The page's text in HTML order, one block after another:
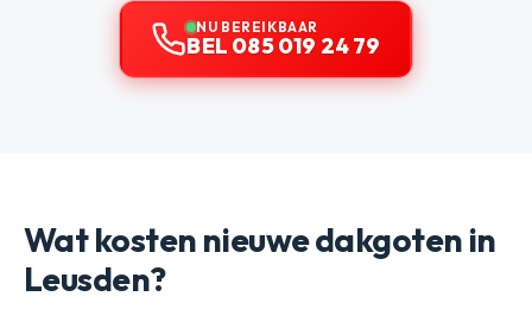
NU BEREIKBAAR
BEL 085 019 24 79
Wat kosten nieuwe dakgoten in
Leusden?